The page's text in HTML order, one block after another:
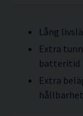
Lång
Extra
batteritid
Extra
hållbarhet